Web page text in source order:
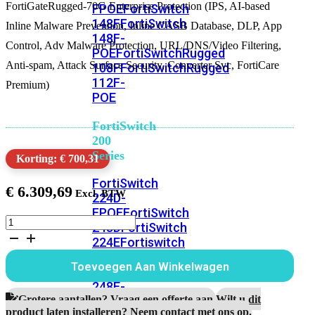
FPOEFortiSwitch
148FFortiSwitch
148F-
POEFortiSwitchRugged
108FFortiSwitchRugged
112F-
POE
FortiSwitch
200
Series
FortiSwitch
224D-
FPOEFortiSwitch
248DFortiSwitch
224EFortiswitch
POEFortiSwitch
248E-
POEFortiSwitch
FortiGateRugged-70G Enterprise Protection (IPS, AI-based
Inline Malware Prevention, Inline CASB Database, DLP, App
Control, Adv Malware Protection, URL/DNS/Video Filtering,
Anti-spam, Attack Surface Security, Converter Svc, FortiCare
Premium)
Korting: € 700,31
€ 6.309,69
FortiGateRugged-
70G
Jaar
Enterprise
Protection
aantal
Toevoegen Aan Winkelwagen
Grotere aantallen? Vraag een offerte aan.Wilt u dit
product laten installeren? Neem contact met ons op.